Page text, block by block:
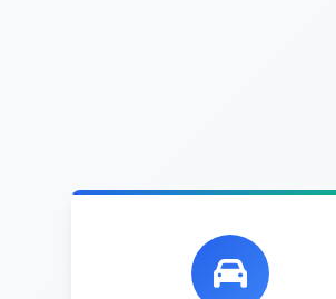
Лучшие предложения по
выкупу автомобилей, любых: